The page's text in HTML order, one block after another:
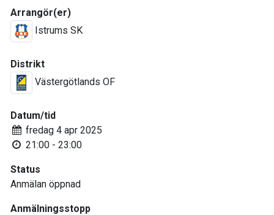
Arrangör(er)
Istrums SK
Distrikt
Västergötlands OF
Datum/tid
fredag 4 apr 2025
21:00 - 23:00
Status
Anmälan öppnad
Anmälningsstopp